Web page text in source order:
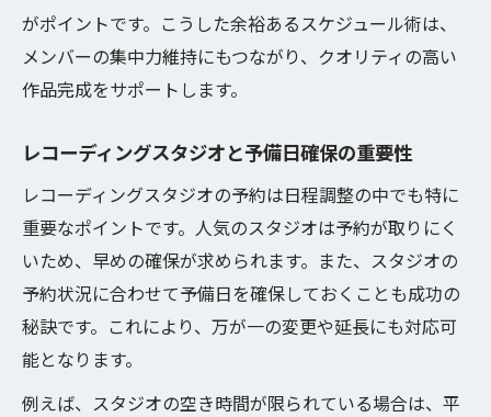
がポイントです。こうした余裕あるスケジュール術は、
メンバーの集中力維持にもつながり、クオリティの高い
作品完成をサポートします。
レコーディングスタジオと予備日確保の重要性
レコーディングスタジオの予約は日程調整の中でも特に
重要なポイントです。人気のスタジオは予約が取りにく
いため、早めの確保が求められます。また、スタジオの
予約状況に合わせて予備日を確保しておくことも成功の
秘訣です。これにより、万が一の変更や延長にも対応可
能となります。
例えば、スタジオの空き時間が限られている場合は、平